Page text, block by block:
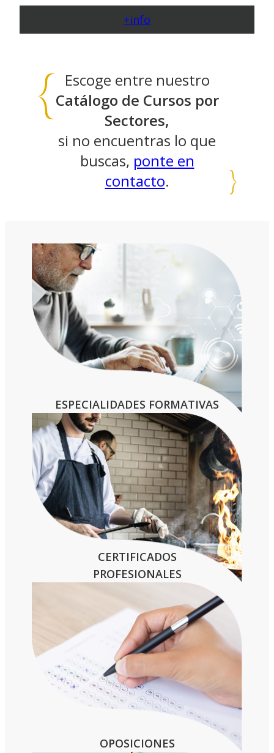
+info
Escoge entre nuestro
Catálogo de Cursos por
Sectores,
si no encuentras lo que
buscas, ponte en
contacto.
ESPECIALIDADES FORMATIVAS
CERTIFICADOS
PROFESIONALES
OPOSICIONES